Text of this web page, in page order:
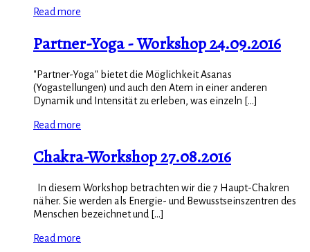
Read more
Partner-Yoga - Workshop 24.09.2016
"Partner-Yoga" bietet die Möglichkeit Asanas
(Yogastellungen) und auch den Atem in einer anderen
Dynamik und Intensität zu erleben, was einzeln [...]
Read more
Chakra-Workshop 27.08.2016
In diesem Workshop betrachten wir die 7 Haupt-Chakren
näher. Sie werden als Energie- und Bewusstseinszentren des
Menschen bezeichnet und [...]
Read more